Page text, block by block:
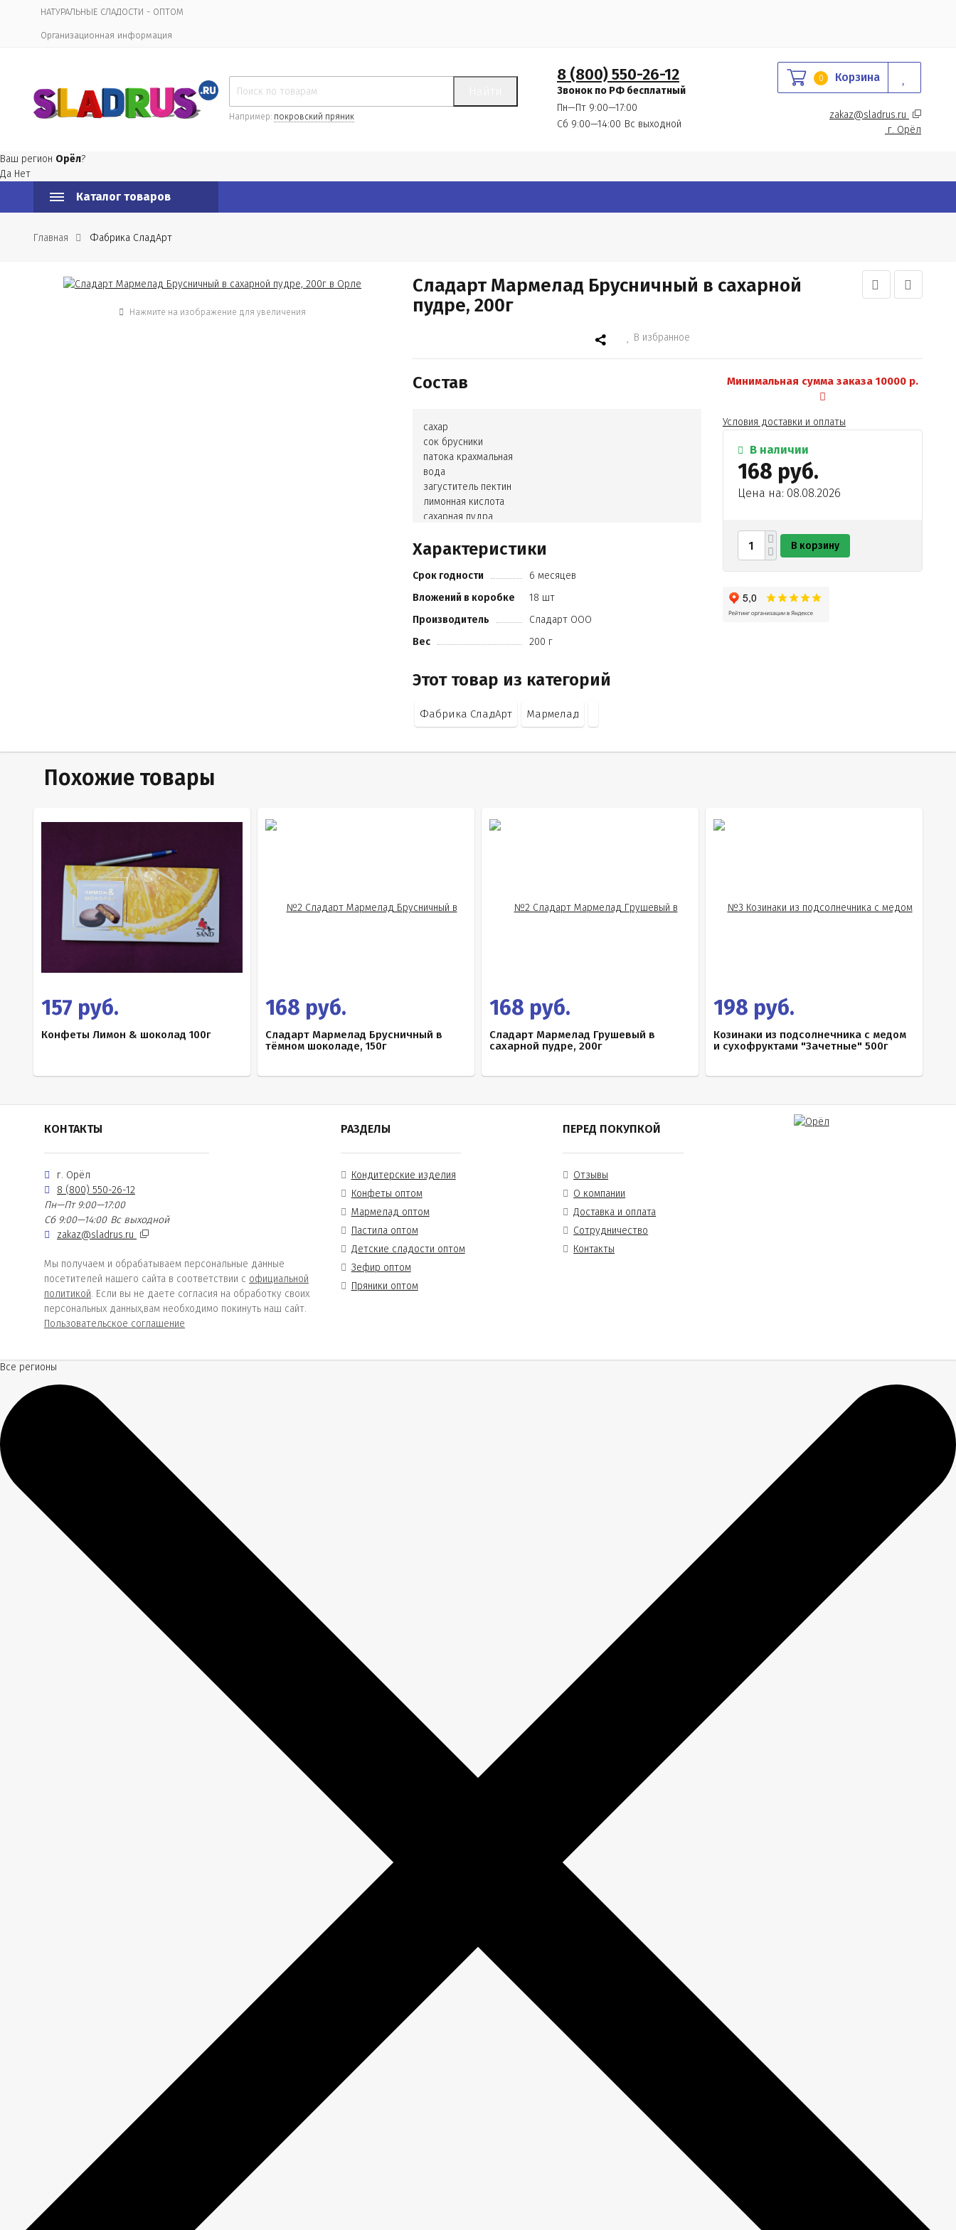
НАТУРАЛЬНЫЕ СЛАДОСТИ - ОПТОМ
Организационная информация
Например: покровский пряник
8 (800) 550-26-12
Звонок по РФ бесплатный
Пн—Пт 9:00—17:00
Сб 9:00—14:00 Вс выходной
0 Корзина
zakaz@sladrus.ru
г. Орёл
Ваш регион Орёл?
Да Нет
Каталог товаров
Главная Фабрика СладАрт
Нажмите на изображение для увеличения
Сладарт Мармелад Брусничный в сахарной
пудре, 200г
В избранное
Состав
сахар
сок брусники
патока крахмальная
вода
загуститель пектин
лимонная кислота
сахарная пудра
Характеристики
Срок годности
6 месяцев
Вложений в коробке
18 шт
Производитель
Сладарт ООО
Вес
200 г
Этот товар из категорий
Фабрика СладАрт Мармелад
Минимальная сумма заказа 10000 р.
Условия доставки и оплаты
В наличии
168 руб.
Цена на: 08.08.2026
В корзину
Похожие товары
157 руб.
Конфеты Лимон & шоколад 100г
168 руб.
Сладарт Мармелад Брусничный в
тёмном шоколаде, 150г
168 руб.
Сладарт Мармелад Грушевый в
сахарной пудре, 200г
198 руб.
Козинаки из подсолнечника с медом
и сухофруктами "Зачетные" 500г
КОНТАКТЫ
г. Орёл
8 (800) 550-26-12
Пн—Пт 9:00—17:00
Сб 9:00—14:00 Вс выходной
zakaz@sladrus.ru
Мы получаем и обрабатываем персональные данные
посетителей нашего сайта в соответствии с официальной
политикой. Если вы не даете согласия на обработку своих
персональных данных,вам необходимо покинуть наш сайт.
Пользовательское соглашение
РАЗДЕЛЫ
Кондитерские изделия
Конфеты оптом
Мармелад оптом
Пастила оптом
Детские сладости оптом
Зефир оптом
Пряники оптом
ПЕРЕД ПОКУПКОЙ
Отзывы
О компании
Доставка и оплата
Сотрудничество
Контакты
Все регионы